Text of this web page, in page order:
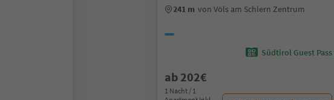
241 m von Völs am Schlern Zentrum
Südtirol Guest Pass
ab 202€
1 Nacht / 1